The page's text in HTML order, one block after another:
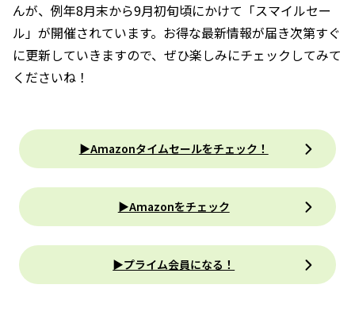
んが、例年8月末から9月初旬頃にかけて「スマイルセー
ル」が開催されています。お得な最新情報が届き次第すぐ
に更新していきますので、ぜひ楽しみにチェックしてみて
くださいね！
▶Amazonタイムセールをチェック！
▶Amazonをチェック
▶プライム会員になる！